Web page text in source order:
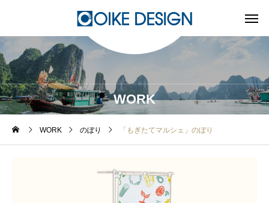
WORK
WORK のぼり 「もぎたてマルシェ」のぼり